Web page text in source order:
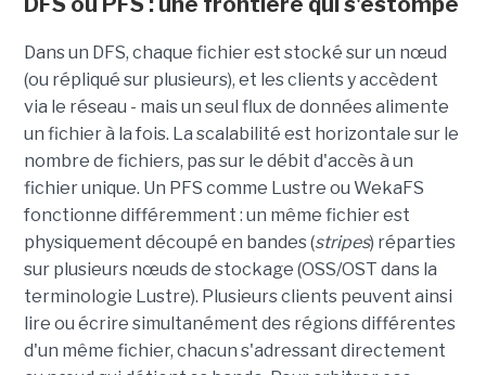
Dans un DFS, chaque fichier est stocké sur un nœud
(ou répliqué sur plusieurs), et les clients y accèdent
via le réseau - mais un seul flux de données alimente
un fichier à la fois. La scalabilité est horizontale sur le
nombre de fichiers, pas sur le débit d'accès à un
fichier unique. Un PFS comme Lustre ou WekaFS
fonctionne différemment : un même fichier est
physiquement découpé en bandes (stripes) réparties
sur plusieurs nœuds de stockage (OSS/OST dans la
terminologie Lustre). Plusieurs clients peuvent ainsi
lire ou écrire simultanément des régions différentes
d'un même fichier, chacun s'adressant directement